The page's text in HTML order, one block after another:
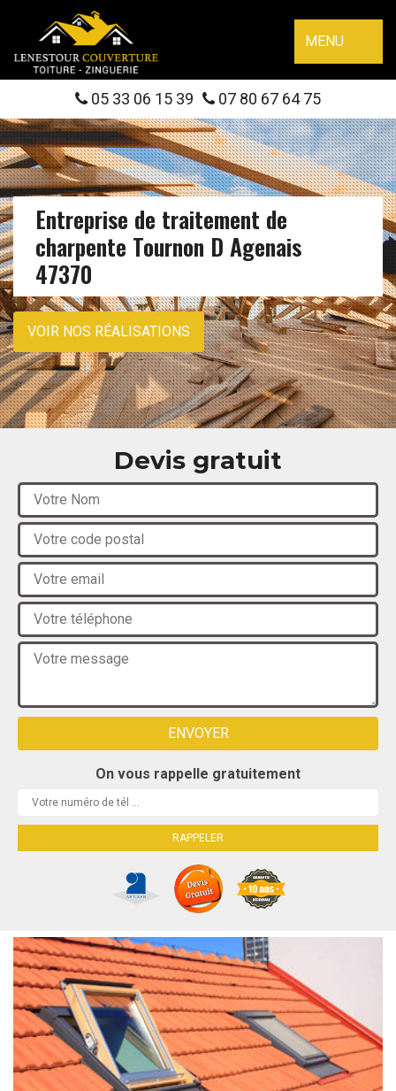
MENU
05 33 06 15 39 07 80 67 64 75
Entreprise de traitement de
charpente Tournon D Agenais
47370
VOIR NOS RÉALISATIONS
Devis gratuit
On vous rappelle gratuitement